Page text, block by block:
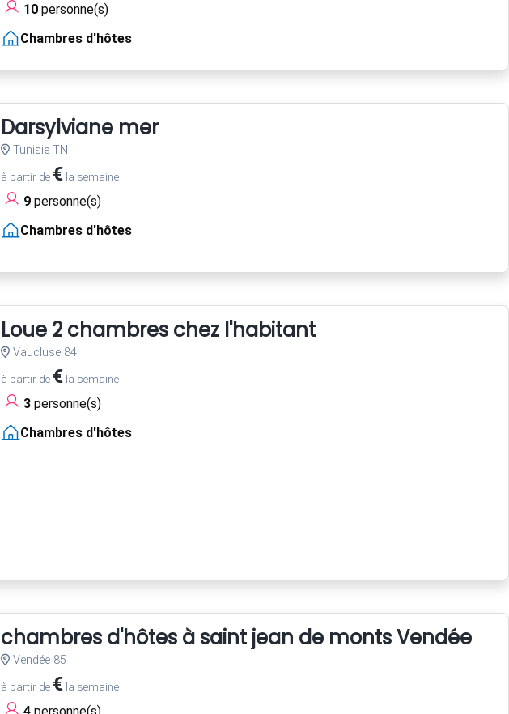
10personne(s)
Chambres d'hôtes
Darsylviane mer
Tunisie TN
à partir de €la semaine
9personne(s)
Chambres d'hôtes
Loue 2 chambres chez l'habitant
Vaucluse 84
à partir de €la semaine
3personne(s)
Chambres d'hôtes
chambres d'hôtes à saint jean de monts Vendée
Vendée 85
à partir de €la semaine